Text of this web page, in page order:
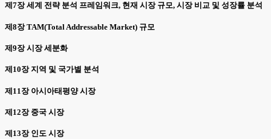
제7장 세계 전략 분석 프레임워크, 현재 시장 규모, 시장 비교 및 성장률 분석
제8장 TAM(Total Addressable Market) 규모
제9장 시장 세분화
제10장 지역 및 국가별 분석
제11장 아시아태평양 시장
제12장 중국 시장
제13장 인도 시장